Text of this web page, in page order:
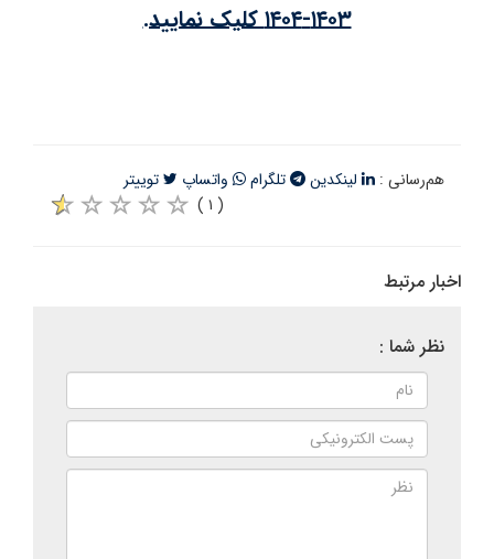
۱۴۰۳-۱۴۰۴ کلیک نمایید.
هم‌رسانی : لینکدین تلگرام واتساپ
توییتر
( ۱ )
اخبار مرتبط
نظر شما :